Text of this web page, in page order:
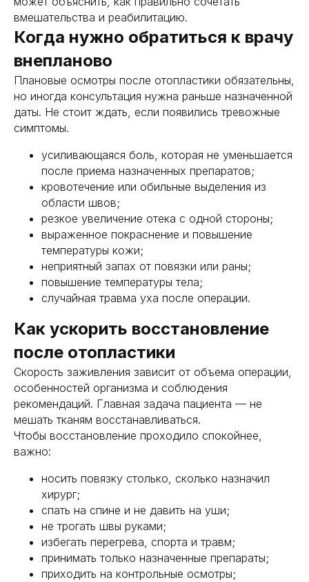
вмешательства и реабилитацию.
Когда нужно обратиться к врачу
внепланово
Плановые осмотры после отопластики обязательны,
но иногда консультация нужна раньше назначенной
даты. Не стоит ждать, если появились тревожные
симптомы.
усиливающаяся боль, которая не уменьшается
после приема назначенных препаратов;
кровотечение или обильные выделения из
области швов;
резкое увеличение отека с одной стороны;
выраженное покраснение и повышение
температуры кожи;
неприятный запах от повязки или раны;
повышение температуры тела;
случайная травма уха после операции.
Как ускорить восстановление
после отопластики
Скорость заживления зависит от объема операции,
особенностей организма и соблюдения
рекомендаций. Главная задача пациента — не
мешать тканям восстанавливаться.
Чтобы восстановление проходило спокойнее,
важно:
носить повязку столько, сколько назначил
хирург;
спать на спине и не давить на уши;
не трогать швы руками;
избегать перегрева, спорта и травм;
принимать только назначенные препараты;
приходить на контрольные осмотры;
Похожиестатьи
эстетическая
хирургия
услуги /
c натуральным результатом
и надёжным восстановлением
утраченной густоты.
Пересадка волос